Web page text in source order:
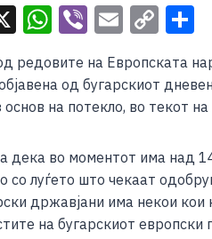
X W
at
s
p
p
Vi
er
E
ai
l
C
p
y
n
k
e
редовите на Европската
од бугарскиот
на потекло, во текот
дека во моментот има над
со луѓето што чекаат
државјани има некои кои
на бугарскиот